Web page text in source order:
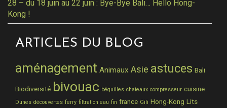
28 – du 18 juin au 22 juin : Bye-Bye Bali… Hello Hong-
Kong !
ARTICLES DU BLOG
aménagement Animaux Asie astuces Bali
Biodiversité bivouac béquilles chateaux compresseur cuisine
Dunes découvertes ferry filtration eau fin france Gili Hong-Kong Lits